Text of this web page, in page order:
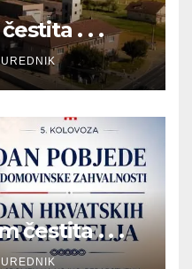
. . .
UREDNIK
čestita . . .
UREDNIK